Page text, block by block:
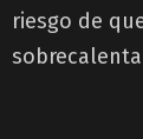
riesgo de